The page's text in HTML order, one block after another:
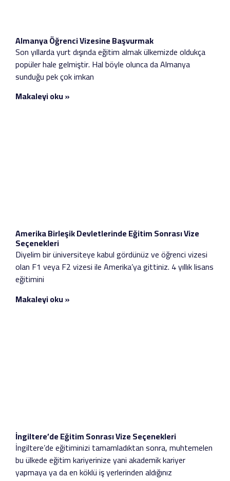
Almanya Öğrenci Vizesine Başvurmak
Son yıllarda yurt dışında eğitim almak ülkemizde oldukça
popüler hale gelmiştir. Hal böyle olunca da Almanya
sunduğu pek çok imkan
Makaleyi oku »
Amerika Birleşik Devletlerinde Eğitim Sonrası Vize
Seçenekleri
Diyelim bir üniversiteye kabul gördünüz ve öğrenci vizesi
olan F1 veya F2 vizesi ile Amerika’ya gittiniz. 4 yıllık lisans
eğitimini
Makaleyi oku »
İngiltere’de Eğitim Sonrası Vize Seçenekleri
İngiltere’de eğitiminizi tamamladıktan sonra, muhtemelen
bu ülkede eğitim kariyerinize yani akademik kariyer
yapmaya ya da en köklü iş yerlerinden aldığınız